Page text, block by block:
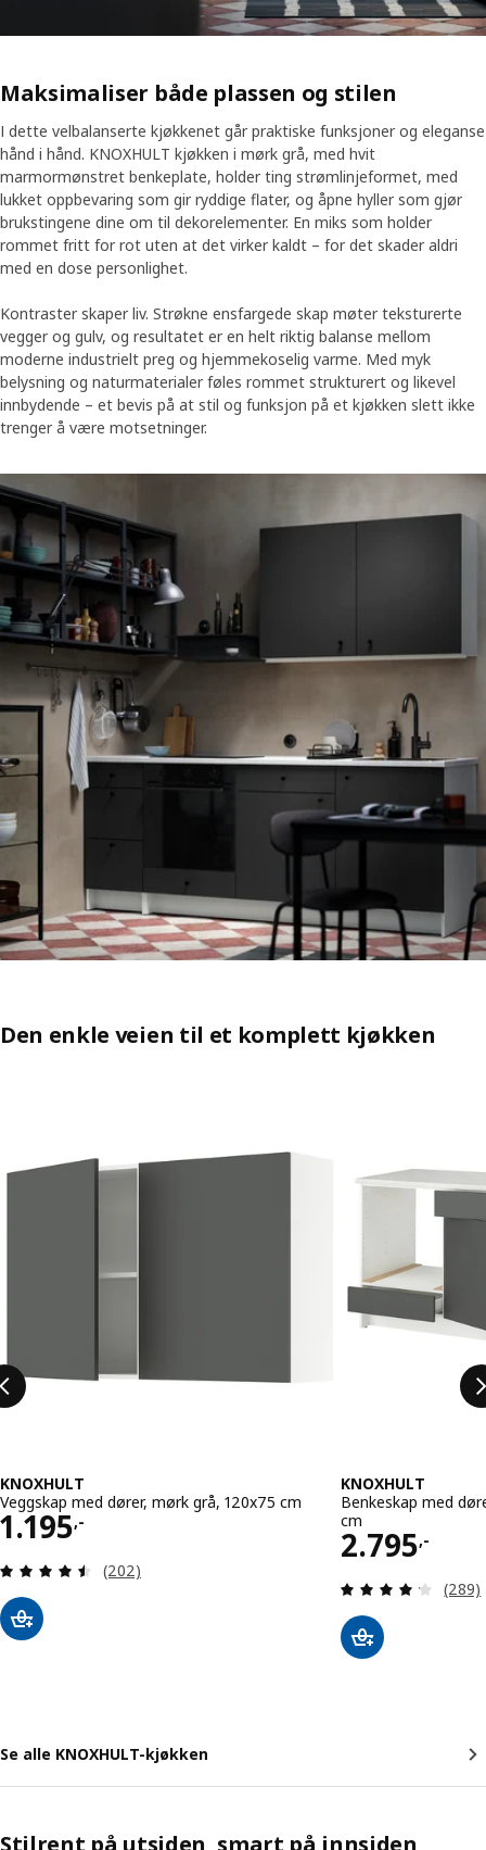
Maksimaliser både plassen og stilen
I dette velbalanserte kjøkkenet går praktiske funksjoner og eleganse
hånd i hånd. KNOXHULT kjøkken i mørk grå, med hvit
marmormønstret benkeplate, holder ting strømlinjeformet, med
lukket oppbevaring som gir ryddige flater, og åpne hyller som gjør
brukstingene dine om til dekorelementer. En miks som holder
rommet fritt for rot uten at det virker kaldt – for det skader aldri
med en dose personlighet.
Kontraster skaper liv. Strøkne ensfargede skap møter teksturerte
vegger og gulv, og resultatet er en helt riktig balanse mellom
moderne industrielt preg og hjemmekoselig varme. Med myk
belysning og naturmaterialer føles rommet strukturert og likevel
innbydende – et bevis på at stil og funksjon på et kjøkken slett ikke
trenger å være motsetninger.
Den enkle veien til et komplett kjøkken
KNOXHULT
Veggskap med dører, mørk grå, 120x75 cm
1.195,-
Pris 1195,-
Gjennomgang: 4.5 av 5 stjerner. Samlede
(202)
KNOXHULT
Benkeskap med
cm
2.795,-
Pris
(289)
Se alle KNOXHULT-kjøkken